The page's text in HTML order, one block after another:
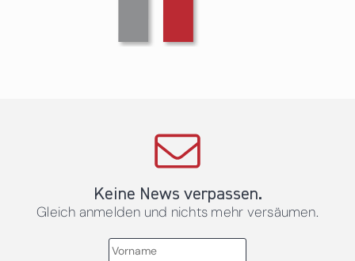
Keine News verpassen.
Gleich anmelden und nichts mehr versäumen.